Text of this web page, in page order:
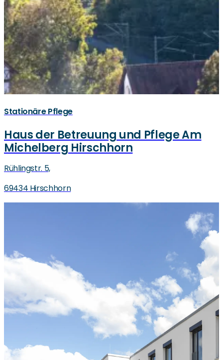
Stationäre Pflege
Haus der Betreuung und Pflege Am
Michelberg Hirschhorn
Rühlingstr. 5,
69434 Hirschhorn